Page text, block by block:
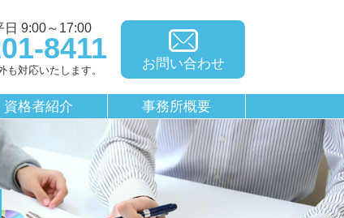
日 9:00～17:00
8411
も対応いたします。 お問い合わせ
資格者紹介 事務所概要